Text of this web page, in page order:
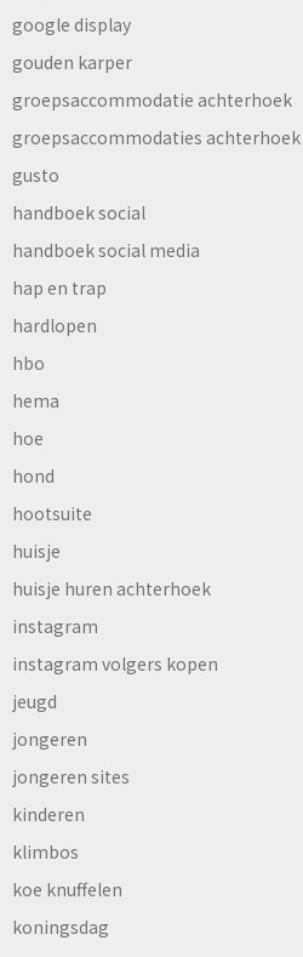
google display
gouden karper
groepsaccommodatie achterhoek
groepsaccommodaties achterhoek
gusto
handboek social
handboek social media
hap en trap
hardlopen
hbo
hema
hoe
hond
hootsuite
huisje
huisje huren achterhoek
instagram
instagram volgers kopen
jeugd
jongeren
jongeren sites
kinderen
klimbos
koe knuffelen
koningsdag